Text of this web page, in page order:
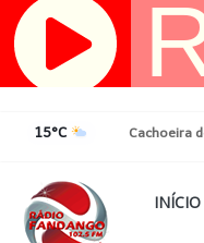
Pular
para
15°C Cachoeira
INÍCIO